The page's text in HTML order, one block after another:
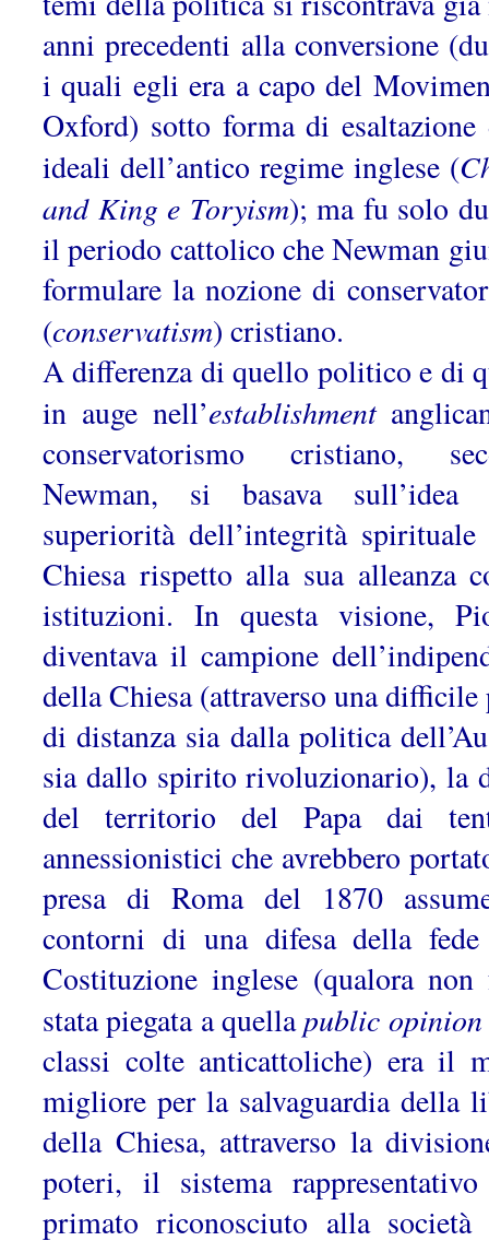
anni precedenti alla conversione
i quali egli era a capo del
Oxford) sotto forma di esaltazione
ideali dell’antico regime inglese (
and King e Toryism); ma fu solo
il periodo cattolico che Newman
formulare la nozione di
(conservatism) cristiano.
A differenza di quello politico e di
in auge nell’establishment
conservatorismo cristiano,
Newman, si basava sull’idea
superiorità dell’integrità spirituale
Chiesa rispetto alla sua alleanza
istituzioni. In questa visione,
diventava il campione
della Chiesa (attraverso una difficile
di distanza sia dalla politica
sia dallo spirito rivoluzionario), la
del territorio del Papa dai
annessionistici che avrebbero
presa di Roma del 1870
contorni di una difesa della
Costituzione inglese (qualora non
stata piegata a quellapublic opinion
classi colte anticattoliche) era il
migliore per la salvaguardia della
della Chiesa, attraverso la
poteri, il sistema
primato riconosciuto alla società